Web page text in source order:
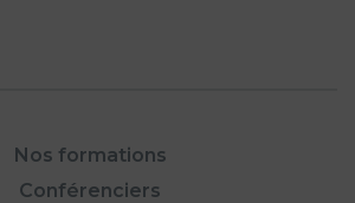
Nos formations
Conférenciers